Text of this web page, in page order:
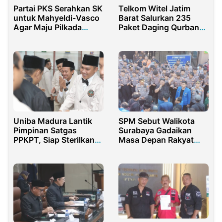
Partai PKS Serahkan SK
untuk Mahyeldi-Vasco
Agar Maju Pilkada
Telkom Witel Jatim
Barat Salurkan 235
Paket Daging Qurban
Uniba Madura Lantik
Pimpinan Satgas
PPKPT, Siap Sterilkan
SPM Sebut Walikota
Surabaya Gadaikan
Masa Depan Rakyat